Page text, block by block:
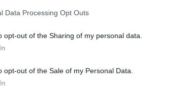
Data Processing Opt Outs
opt-out of the Sharing of my personal data.
opt-out of the Sale of my Personal Data.
#TISSOTSPRINT🚦
TAKE THE LEAD! 🚀